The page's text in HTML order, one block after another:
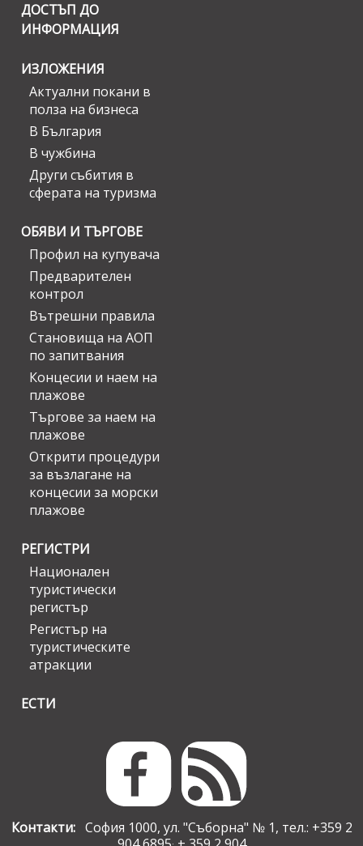
ДОСТЪП ДО
ИНФОРМАЦИЯ
ИЗЛОЖЕНИЯ
Актуални покани в
полза на бизнеса
В България
В чужбина
Други събития в
сферата на туризма
ОБЯВИ И ТЪРГОВЕ
Профил на купувача
Предварителен
контрол
Вътрешни правила
Становища на АОП
по запитвания
Концесии и наем на
плажове
Търгове за наем на
плажове
Открити процедури
за възлагане на
концесии за морски
плажове
РЕГИСТРИ
Национален
туристически
регистър
Регистър на
туристическите
атракции
ЕСТИ
Контакти:София 1000, ул. "Съборна" № 1, тел.: +359 2